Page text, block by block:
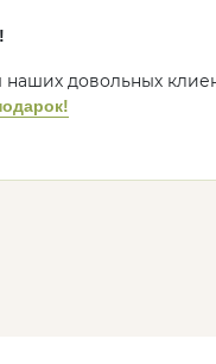
наших довольных